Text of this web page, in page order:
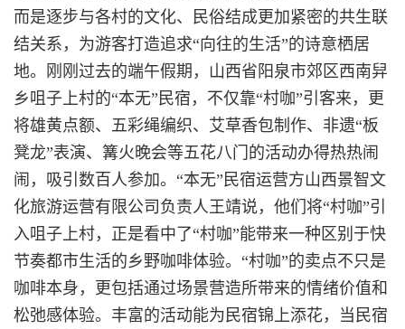
而是逐步与各村的文化、民俗结成更加紧密的共生联
结关系，为游客打造追求“向往的生活”的诗意栖居
地。刚刚过去的端午假期，山西省阳泉市郊区西南舁
乡咀子上村的“本无”民宿，不仅靠“村咖”引客来，更
将雄黄点额、五彩绳编织、艾草香包制作、非遗“板
凳龙”表演、篝火晚会等五花八门的活动办得热热闹
闹，吸引数百人参加。“本无”民宿运营方山西景智文
化旅游运营有限公司负责人王靖说，他们将“村咖”引
入咀子上村，正是看中了“村咖”能带来一种区别于快
节奏都市生活的乡野咖啡体验。“村咖”的卖点不只是
咖啡本身，更包括通过场景营造所带来的情绪价值和
松弛感体验。丰富的活动能为民宿锦上添花，当民宿